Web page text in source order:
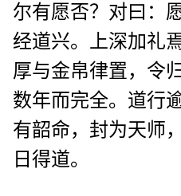
尔有愿否？对曰：
经道兴。上深加礼
厚与金帛律置，令
数年而完全。道行
有韶命，封为天师
日得道。